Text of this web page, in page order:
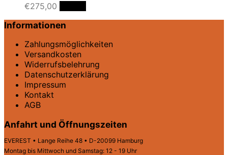
€275,00
Informationen
Zahlungsmöglichkeiten
Versandkosten
Widerrufsbelehrung
Datenschutz­erklärung
Impressum
Kontakt
AGB
Anfahrt und Öffnungszeiten
EVEREST • Lange Reihe 48 • D-20099 Hamburg
Montag bis Mittwoch und Samstag: 12 - 19 Uhr